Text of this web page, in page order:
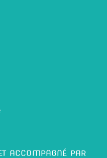
ACCOMPAGNÉ PAR